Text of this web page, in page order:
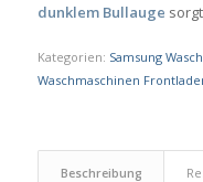
dunklem Bullauge
Kategorien: Samsung
Waschmaschinen
Beschreibung